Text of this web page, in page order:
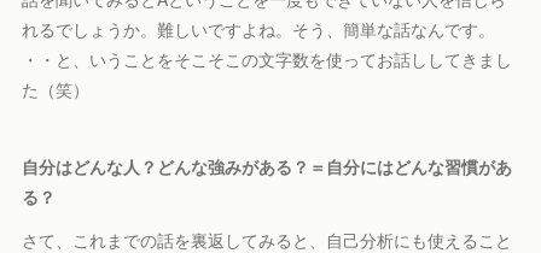
れるでしょうか。難しいですよね。そう、簡単な話なんです。
・・と、いうことをそこそこの文字数を使ってお話ししてきまし
た（笑）
自分はどんな人？どんな強みがある？＝自分にはどんな習慣があ
る？
さて、これまでの話を裏返してみると、自己分析にも使えること